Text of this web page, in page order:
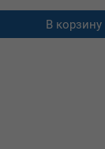
В корзину